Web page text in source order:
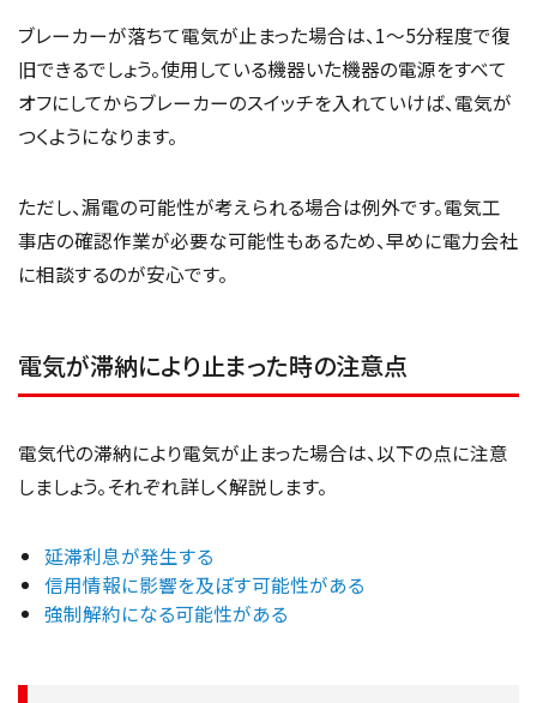
ブレーカーが落ちて電気が止まった場合は、1〜5分程度で復
旧できるでしょう。使用している機器いた機器の電源をすべて
オフにしてからブレーカーのスイッチを入れていけば、電気が
つくようになります。
ただし、漏電の可能性が考えられる場合は例外です。電気工
事店の確認作業が必要な可能性もあるため、早めに電力会社
に相談するのが安心です。
電気が滞納により止まった時の注意点
電気代の滞納により電気が止まった場合は、以下の点に注意
しましょう。それぞれ詳しく解説します。
延滞利息が発生する
信用情報に影響を及ぼす可能性がある
強制解約になる可能性がある